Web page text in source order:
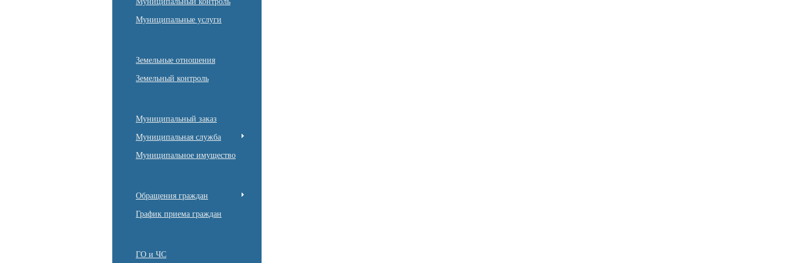
Муниципальные услуги
Земельные отношения
Земельный контроль
Муниципальный заказ
Муниципальная служба
Муниципальное имущество
Обращения граждан
График приема граждан
ГО и ЧС